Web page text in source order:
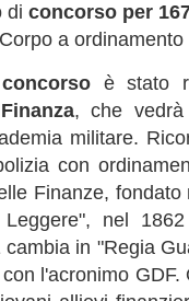
di concorso per
a ordinamento
è stato
, che vedrà
militare.
con
Finanze, fondato
nel
in "Regia
l'acronimo GDF.